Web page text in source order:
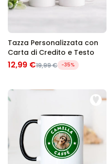
Tazza Personalizzata con
Carta di Credito e Testo
12,99 €19,99 € -35%